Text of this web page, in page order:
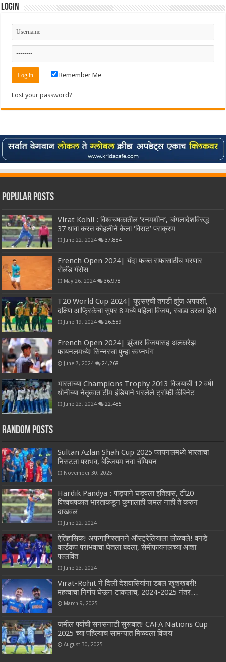
Login
Remember Me
Lost your password?
Popular Posts
Virat Kohli : विश्वचषकातील ‘रनमशीन’, बांगलादेशविरुद्ध
37 धावा करत कोहलीने केला ‘विराट’ पराक्रम
June 22, 2024 37,884
French Open 2024| यंदा फक्त राफासाठीच भरणार
रोलॅंड गॅरोस
May 26, 2024 36,978
T20 World Cup 2024| युएसएची तगडी झुंज अपयशी,
दक्षिण आफ्रिकेचा सुपर 8 मध्ये पहिला विजय, रबाडा ठरला हिरो
June 19, 2024 26,589
French Open 2024| झुंजार विजयासह अल्कारेझ
फायनलमध्ये! सिन्नरचा पुन्हा स्वप्नभंग
June 7, 2024 24,268
भारताच्या Champions Trophy 2013 विजयाची 12 वर्ष!
धोनीच्या नेतृत्वात टीम इंडियाने भरलेले ट्रॉफी कॅबिनेट
June 23, 2024 22,485
Random Posts
Sultan Azlan Shah Cup 2025 फायनलमध्ये भारताचा
निसटता पराभव, बेल्जियम नवा चॅम्पियन
November 30, 2025
Hardik Pandya : पांड्याने घडवला इतिहास, टी20
विश्वचषकात भारताकडून कुणालाही जमलं नाही ते करुन
दाखवलं
June 22, 2024
ऐतिहासिक! अफगाणिस्तानने ऑस्ट्रेलियाला लोळवले! वनडे
वर्ल्डकप पराभवाचा घेतला बदला, सेमीफायनलच्या आशा
पल्लवित
June 23, 2024
Virat-Rohit ने दिली देशवासियांना डबल खुशखबरी!
महत्वाचा निर्णय घेऊन टाकलाच, 2024-2025 नंतर…
March 9, 2025
जमील पर्वाची सनसनाटी सुरूवात! CAFA Nations Cup
2025 च्या पहिल्याच सामन्यात मिळवला विजय
August 30, 2025